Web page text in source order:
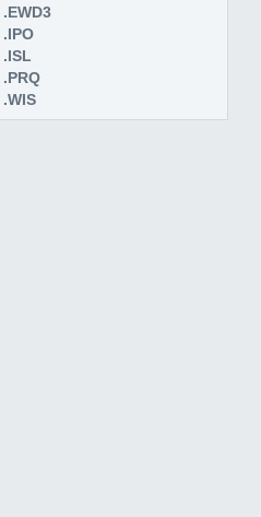
.EWD3
.IPO
.ISL
.PRQ
.WIS